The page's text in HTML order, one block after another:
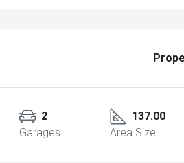
2
Garages
137.00
Area Size